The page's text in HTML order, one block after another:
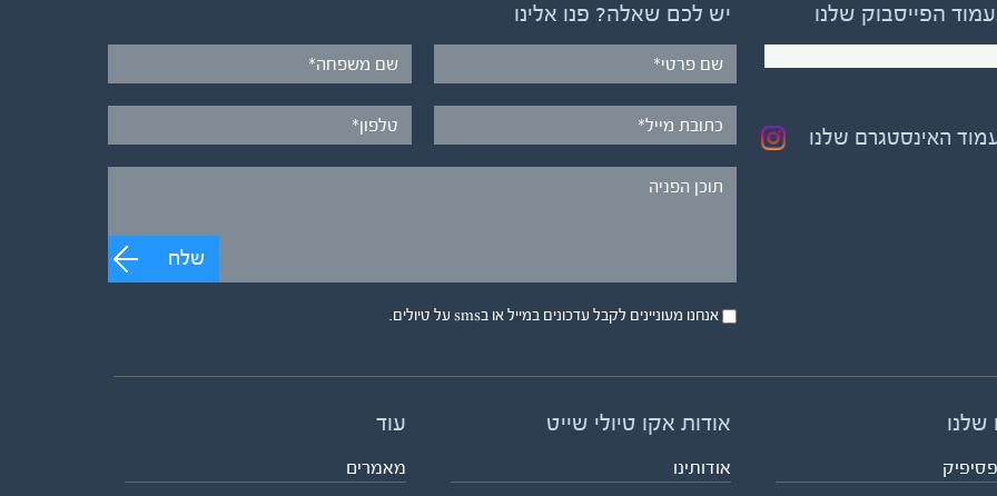
הפייסבוק שלנו
האינסטגרם שלנו
יש לכם שאלה? פנו אלינו
שלח
אנחנו מעוניינים לקבל עדכונים במייל או בsms על טיולים.
שלנו אודות אקו טיולי שייט
אודותינו
עוד
מאמרים